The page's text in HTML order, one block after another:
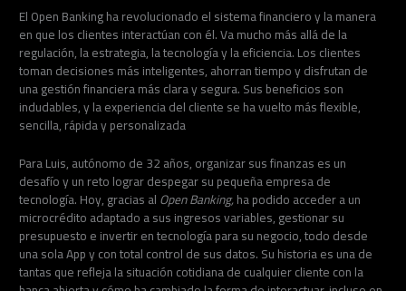
El Open Banking ha revolucionado el sistema financiero y la manera
en que los clientes interactúan con él. Va mucho más allá de la
regulación, la estrategia, la tecnología y la eficiencia. Los clientes
toman decisiones más inteligentes, ahorran tiempo y disfrutan de
una gestión financiera más clara y segura. Sus beneficios son
indudables, y la experiencia del cliente se ha vuelto más flexible,
sencilla, rápida y personalizada
Para Luis, autónomo de 32 años, organizar sus finanzas es un
desafío y un reto lograr despegar su pequeña empresa de
tecnología. Hoy, gracias alOpen Banking,ha podido acceder a un
microcrédito adaptado a sus ingresos variables, gestionar su
presupuesto e invertir en tecnología para su negocio, todo desde
una sola App y con total control de sus datos. Su historia es una de
tantas que refleja la situación cotidiana de cualquier cliente con la